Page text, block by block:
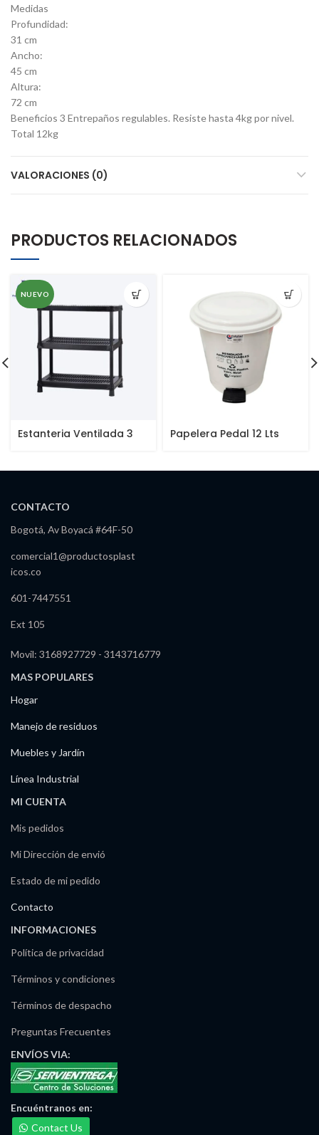
Medidas
Profundidad:
31 cm
Ancho:
45 cm
Altura:
72 cm
Beneficios 3 Entrepaños regulables. Resiste hasta 4kg por nivel.
Total 12kg
VALORACIONES (0)
PRODUCTOS RELACIONADOS
NUEVO
Estanteria Ventilada 3
Papelera Pedal 12 Lts
CONTACTO
Bogotá, Av Boyacá #64F-50
comercial1@productosplast
icos.co
601-7447551
Ext 105
Movil: 3168927729 - 3143716779
MAS POPULARES
Hogar
Manejo de residuos
Muebles y Jardín
Línea Industrial
MI CUENTA
Mis pedidos
Mi Dirección de envió
Estado de mi pedido
Contacto
INFORMACIONES
Política de privacidad
Términos y condiciones
Términos de despacho
Preguntas Frecuentes
ENVÍOSVIA:
Encuéntranos en:
Contact Us